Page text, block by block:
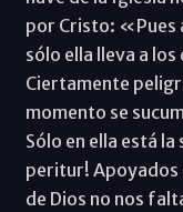
por Cristo: «Pues
sólo ella lleva a
Ciertamente
momento se
Sólo en ella está
peritur! Apoyados
de Dios no nos